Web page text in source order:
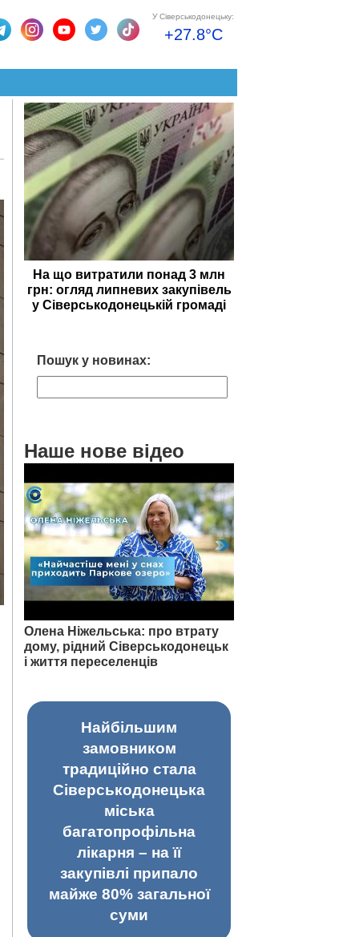
У Сіверськодонецьку:
+27.8°C
На що витратили понад 3 млн
грн: огляд липневих закупівель
у Сіверськодонецькій громаді
Пошук у новинах:
Наше нове відео
Олена Ніжельська: про втрату
дому, рідний Сіверськодонецьк
і життя переселенців
Найбільшим
замовником
традиційно стала
Сіверськодонецька
міська
багатопрофільна
лікарня – на її
закупівлі припало
майже 80% загальної
суми